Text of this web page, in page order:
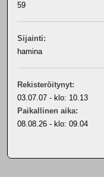
59
Sijainti:
hamina
Rekisteröitynyt:
03.07.07 - klo: 10.13
Paikallinen aika:
08.08.26 - klo: 09.04